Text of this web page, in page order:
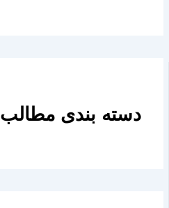
دسته بندی مطالب